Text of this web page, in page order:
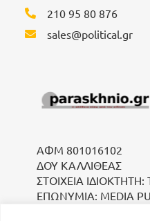
210 95 80 876
sales@political.gr
ΑΦΜ 801016102
ΔΟΥ ΚΑΛΛΙΘΕΑΣ
ΣΤΟΙΧΕΙΑ
ΕΠΩΝΥΜΙΑ: MEDIA